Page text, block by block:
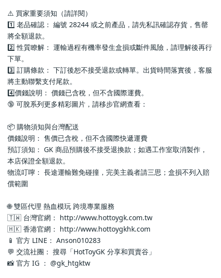
⚠️ 買家重要須知（請詳閱）
1️⃣ 老品確認： 編號 28244 或之前產品，請先私訊確認存貨，售罄
將全額退款。
2️⃣ 性質瞭解： 運輸過程有機率發生盒損或斷件風險，請理解後再行
下單。
3️⃣ 訂購條款： 下訂後恕不接受退款或轉單。出貨時間落實後，客服
將主動聯繫支付尾款。
4️⃣價錢說明： 價錢已含稅，但不含國際運費。
🔞 可脫系列更多精彩圖片，請移步官網查看：
📦 購物須知與台灣配送
價錢說明： 售價已含稅，但不含國際快遞運費
預訂須知： GK 商品預購後不接受退換款；如遇工作室取消製作，
本店保證全額退款。
物流叮嚀： 長途運輸難免碰撞，完美主義者請三思；盒損不列入賠
償範圍
🌐 雙區代理 熱血模玩 跨境專業服務
🇹🇼 台灣官網： http://www.hottoygk.com.tw
🇭🇰 香港官網： http://www.hottoygkhk.com
📱 官方 LINE： Anson010283
💬 交流社團： 搜尋「HotToyGK 分享和買賣谷」
📸 官方 IG ： @gk_htgktw